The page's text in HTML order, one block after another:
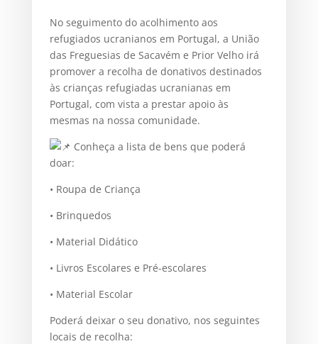
No seguimento do acolhimento aos
refugiados ucranianos em Portugal, a União
das Freguesias de Sacavém e Prior Velho irá
promover a recolha de donativos destinados
às crianças refugiadas ucranianas em
Portugal, com vista a prestar apoio às
mesmas na nossa comunidade.
Conheça a lista de bens que poderá
doar:
• Roupa de Criança
• Brinquedos
• Material Didático
• Livros Escolares e Pré-escolares
• Material Escolar
Poderá deixar o seu donativo, nos seguintes
locais de recolha: